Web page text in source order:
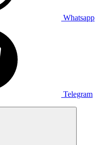
Whatsapp
Telegram